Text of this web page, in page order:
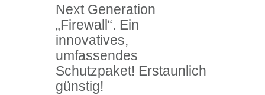
Next Generation
„Firewall“. Ein
innovatives,
umfassendes
Schutzpaket! Erstaunlich
günstig!